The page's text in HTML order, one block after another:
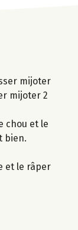
mijoter
mijoter 2
chou et le
bien.
et le râper